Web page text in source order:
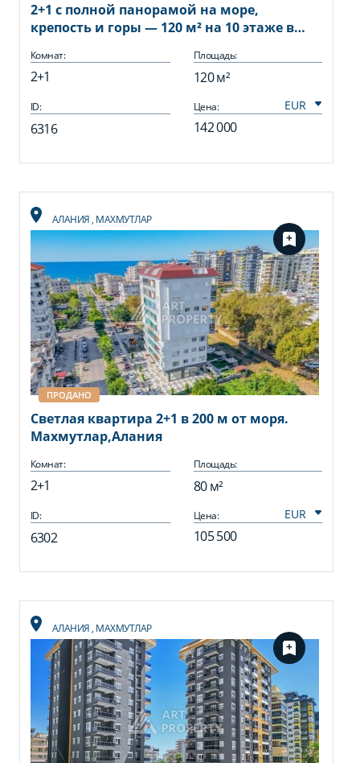
2+1 с полной панорамой на море,
крепость и горы — 120 м² на 10 этаже в
Комнат:
2+1
Площадь:
120 м²
ID:
6316
Цена:
142 000
АЛАНИЯ, МАХМУТЛАР
ПРОДАНО
Светлая квартира 2+1 в 200 м от моря.
Махмутлар,Алания
Комнат:
2+1
Площадь:
80 м²
ID:
6302
Цена:
105 500
АЛАНИЯ, МАХМУТЛАР